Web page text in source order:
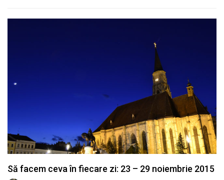
Să facem ceva în fiecare zi: 23 – 29 noiembrie 2015